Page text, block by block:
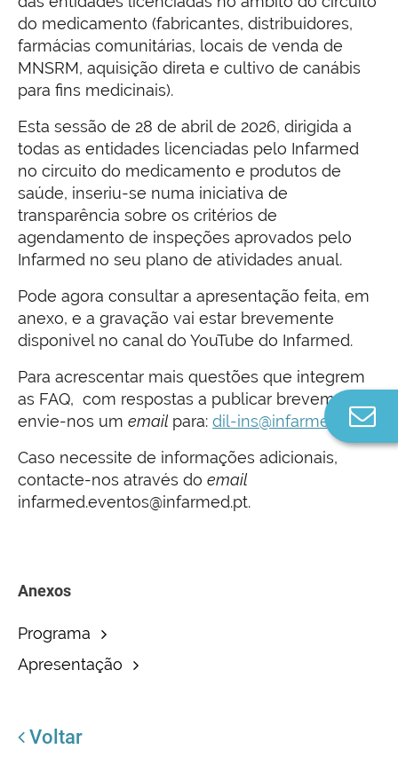
do medicamento (fabricantes, distribuidores,
farmácias comunitárias, locais de venda de
MNSRM, aquisição direta e cultivo de canábis
para fins medicinais).
Esta sessão de 28 de abril de 2026, dirigida a
todas as entidades licenciadas pelo Infarmed
no circuito do medicamento e produtos de
saúde, inseriu-se numa iniciativa de
transparência sobre os critérios de
agendamento de inspeções aprovados pelo
Infarmed no seu plano de atividades anual.
Pode agora consultar a apresentação feita, em
anexo, e a gravação vai estar brevemente
disponivel no canal do YouTube do Infarmed.
Para acrescentar mais questões que integrem
as FAQ, com respostas a publicar brevemente,
envie-nos um email para: dil-ins@infarmed.pt
Caso necessite de informações adicionais,
contacte-nos através do email
infarmed.eventos@infarmed.pt.
Anexos
Programa
Apresentação
Voltar